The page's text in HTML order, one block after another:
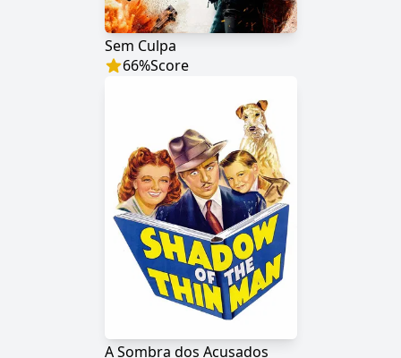
Sem Culpa
66%Score
A Sombra dos Acusados